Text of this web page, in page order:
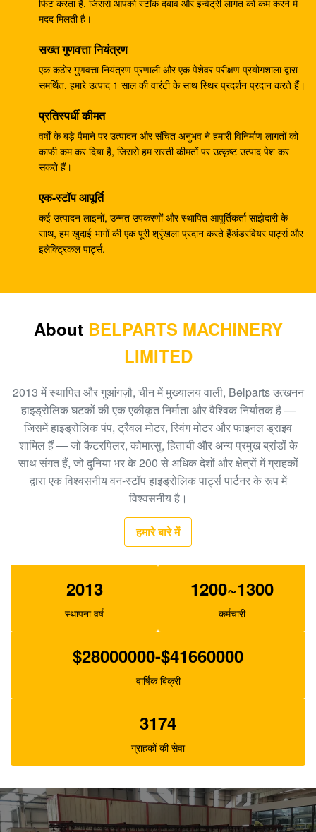
पायलट पंप 708-23-04014 कोमात्सु के लिए
YA00000734
खुदाई PC40MR-2 हाइड्रोलिक मुख्य नियंत्रण वाल्व 1001-5500
ZX300 . के लिए HPV145G प्रेशर पंप रेगुलेटर ९१९५२४३
Belparts ZX200 HPV0102 हाइड्रोलिक पंप नियामक
9181608
खुदाई करने वाला E304CR स्विंग मोटर परख E304 हाइड्रोलिक
स्विंग कमी परख
210Kg SK250 खुदाई नियंत्रण वाल्व B44014B KMX15YD
9122781
हिताची खुदाई EX200 HPV116 रेगुलेटर स्पेयर पार्ट्स
K3V63DT हाइड्रोलिक पंप नियामक, E312 खुदाई हाइड्रोलिक
पंप पार्ट्स SA8230-09140
खुदाई R360 K3V180DT हाइड्रोलिक पंप पार्ट्स XJBN-00590
पंप नियामक Pump
E320C खुदाई के लिए SBS120 हाइड्रोलिक पंप परख 1262016
मदद मिलती है।
सख्त गुणवत्ता नियंत्रण
एक कठोर गुणवत्ता नियंत्रण प्रणाली और एक पेशेवर परीक्षण प्रयोगशाला द्वारा
समर्थित, हमारे उत्पाद 1 साल की वारंटी के साथ स्थिर प्रदर्शन प्रदान करते हैं।
प्रतिस्पर्धी कीमत
वर्षों के बड़े पैमाने पर उत्पादन और संचित अनुभव ने हमारी विनिर्माण लागतों को
काफी कम कर दिया है, जिससे हम सस्ती कीमतों पर उत्कृष्ट उत्पाद पेश कर
सकते हैं।
एक-स्टॉप आपूर्ति
कई उत्पादन लाइनों, उन्नत उपकरणों और स्थापित आपूर्तिकर्ता साझेदारी के
साथ, हम खुदाई भागों की एक पूरी श्रृंखला प्रदान करते हैंअंडरवियर पार्ट्स और
इलेक्ट्रिकल पार्ट्स.
About BELPARTS MACHINERY
LIMITED
2013 में स्थापित और गुआंगज़ौ, चीन में मुख्यालय वाली, Belparts उत्खनन
हाइड्रोलिक घटकों की एक एकीकृत निर्माता और वैश्विक निर्यातक है —
जिसमें हाइड्रोलिक पंप, ट्रैवल मोटर, स्विंग मोटर और फाइनल ड्राइव
शामिल हैं — जो कैटरपिलर, कोमात्सु, हिताची और अन्य प्रमुख ब्रांडों के
साथ संगत हैं, जो दुनिया भर के 200 से अधिक देशों और क्षेत्रों में ग्राहकों
द्वारा एक विश्वसनीय वन-स्टॉप हाइड्रोलिक पार्ट्स पार्टनर के रूप में
विश्वसनीय है।
हमारे बारे में
2013
स्थापना वर्ष
1200~1300
कर्मचारी
$28000000-$41660000
वार्षिक बिक्री
3174
ग्राहकों की सेवा